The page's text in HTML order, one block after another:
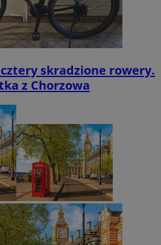
skradzione rowery.
z Chorzowa